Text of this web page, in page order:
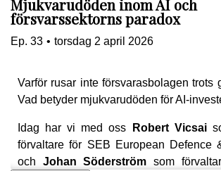
Mjukvarudöden inom AI och
försvarssektorns paradox
Ep. 33 • torsdag 2 april 2026
Varför rusar inte försvarasbolagen trots
Vad betyder mjukvarudöden för AI-
Idag har vi med oss Robert Vicsai
förvaltare för SEB European Defence
och Johan Söderström som